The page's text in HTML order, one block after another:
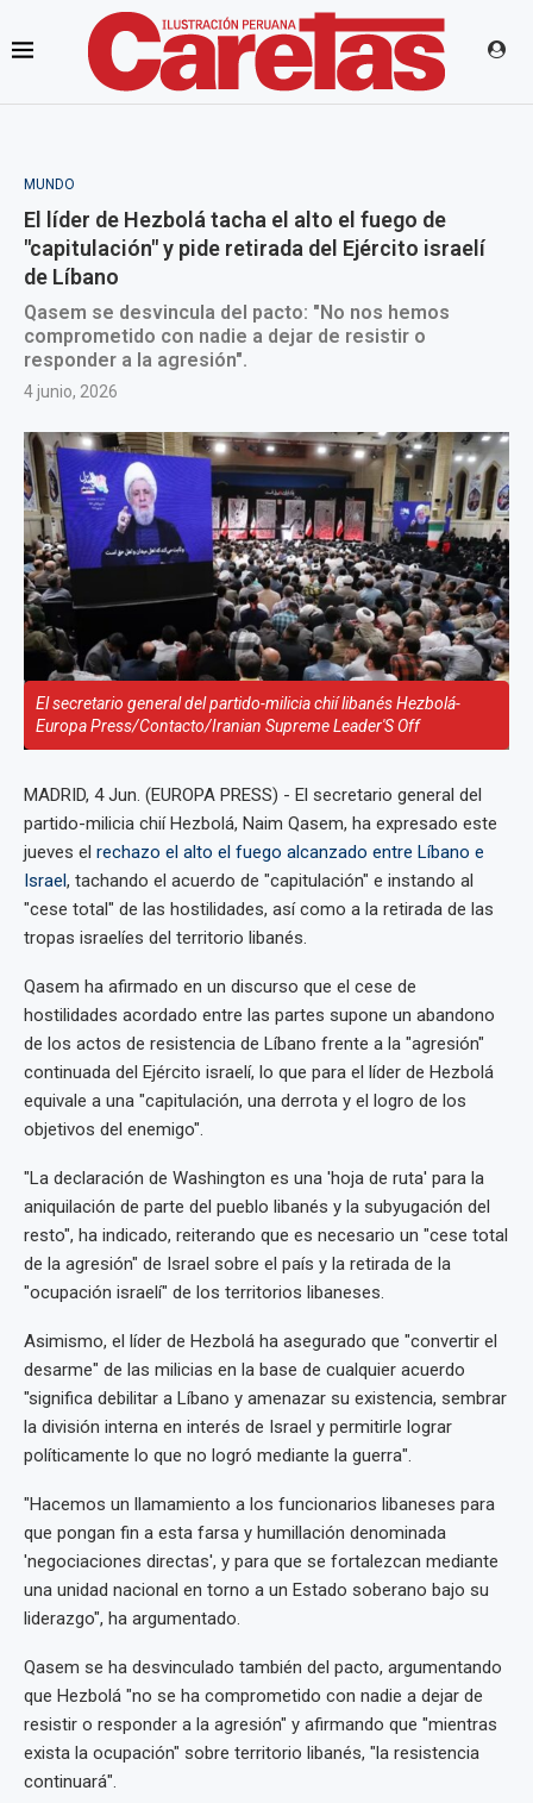
MUNDO
El líder de Hezbolá tacha el alto el fuego de
"capitulación" y pide retirada del Ejército israelí
de Líbano
Qasem se desvincula del pacto: "No nos hemos
comprometido con nadie a dejar de resistir o
responder a la agresión".
4 junio, 2026
El secretario general del partido-milicia chií libanés Hezbolá-
Europa Press/Contacto/Iranian Supreme Leader'S Off
MADRID, 4 Jun. (EUROPA PRESS) - El secretario general del
partido-milicia chií Hezbolá, Naim Qasem, ha expresado este
jueves el rechazo el alto el fuego alcanzado entre Líbano e
Israel, tachando el acuerdo de "capitulación" e instando al
"cese total" de las hostilidades, así como a la retirada de las
tropas israelíes del territorio libanés.
Qasem ha afirmado en un discurso que el cese de
hostilidades acordado entre las partes supone un abandono
de los actos de resistencia de Líbano frente a la "agresión"
continuada del Ejército israelí, lo que para el líder de Hezbolá
equivale a una "capitulación, una derrota y el logro de los
objetivos del enemigo".
"La declaración de Washington es una 'hoja de ruta' para la
aniquilación de parte del pueblo libanés y la subyugación del
resto", ha indicado, reiterando que es necesario un "cese total
de la agresión" de Israel sobre el país y la retirada de la
"ocupación israelí" de los territorios libaneses.
Asimismo, el líder de Hezbolá ha asegurado que "convertir el
desarme" de las milicias en la base de cualquier acuerdo
"significa debilitar a Líbano y amenazar su existencia, sembrar
la división interna en interés de Israel y permitirle lograr
políticamente lo que no logró mediante la guerra".
"Hacemos un llamamiento a los funcionarios libaneses para
que pongan fin a esta farsa y humillación denominada
'negociaciones directas', y para que se fortalezcan mediante
una unidad nacional en torno a un Estado soberano bajo su
liderazgo", ha argumentado.
Qasem se ha desvinculado también del pacto, argumentando
que Hezbolá "no se ha comprometido con nadie a dejar de
resistir o responder a la agresión" y afirmando que "mientras
exista la ocupación" sobre territorio libanés, "la resistencia
continuará".